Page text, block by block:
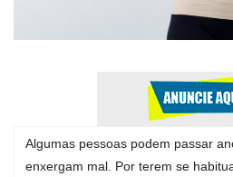
Algumas pessoas podem passar
enxergam mal. Por terem se